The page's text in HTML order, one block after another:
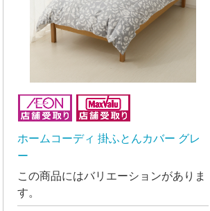
ホームコーディ 掛ふとんカバー グレ
ー
この商品にはバリエーションがありま
す。